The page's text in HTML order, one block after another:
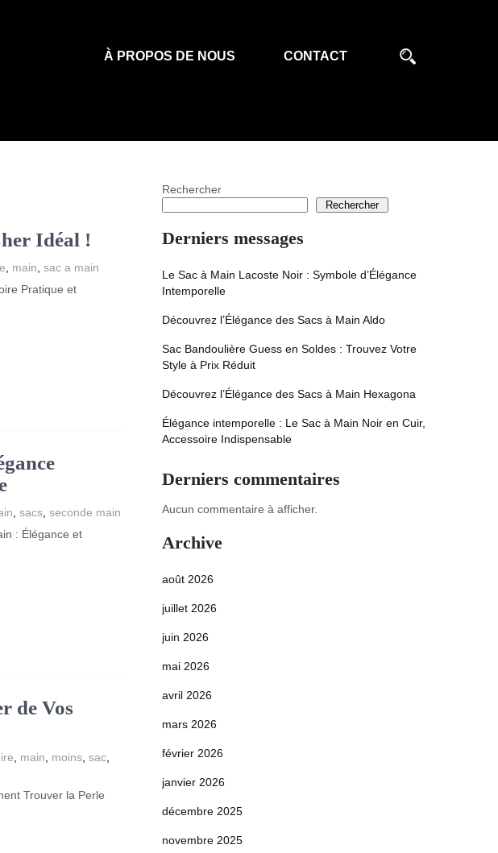
À PROPOS DE NOUS CONTACT
Idéal !
main sac a main
Pratique et
sacs, seconde main
: Élégance et
de Vos
main moins, sac,
Trouver la Perle
Rechercher
Rechercher
Derniers messages
Le Sac à Main Lacoste Noir : Symbole d’Élégance
Intemporelle
Découvrez l’Élégance des Sacs à Main Aldo
Sac Bandoulière Guess en Soldes : Trouvez Votre
Style à Prix Réduit
Découvrez l’Élégance des Sacs à Main Hexagona
Élégance intemporelle : Le Sac à Main Noir en Cuir,
Accessoire Indispensable
Derniers commentaires
Aucun commentaire à afficher.
Archive
août 2026
juillet 2026
juin 2026
mai 2026
avril 2026
mars 2026
février 2026
janvier 2026
décembre 2025
novembre 2025